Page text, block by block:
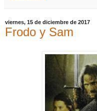
viernes, 15 de diciembre de 2017
Frodo y Sam